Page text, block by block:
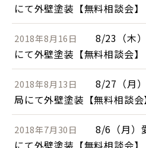
にて外壁塗装【無料相談会】
2018年8月16日
8/23（木
にて外壁塗装【無料相談会】
2018年8月13日
8/27（月
局にて外壁塗装【無料相談会
2018年7月30日
8/6（月）
にて外壁塗装【無料相談会】